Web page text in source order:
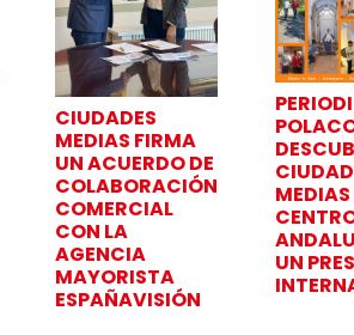
CIUDADES
MEDIAS FIRMA
UN ACUERDO DE
COLABORACIÓN
COMERCIAL
CON LA
AGENCIA
MAYORISTA
ESPAÑAVISIÓN
MEDIAS
UN